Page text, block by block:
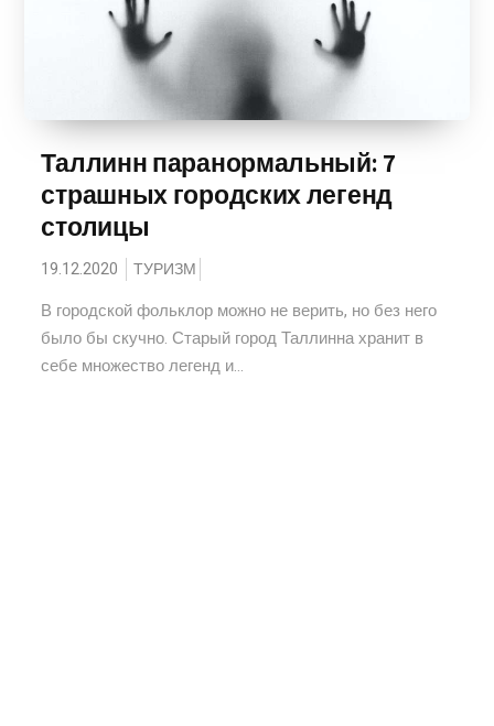
Таллинн паранормальный: 7
страшных городских легенд
столицы
19.12.2020 ТУРИЗМ
В городской фольклор можно не верить, но без него
было бы скучно. Старый город Таллинна хранит в
себе множество легенд и...